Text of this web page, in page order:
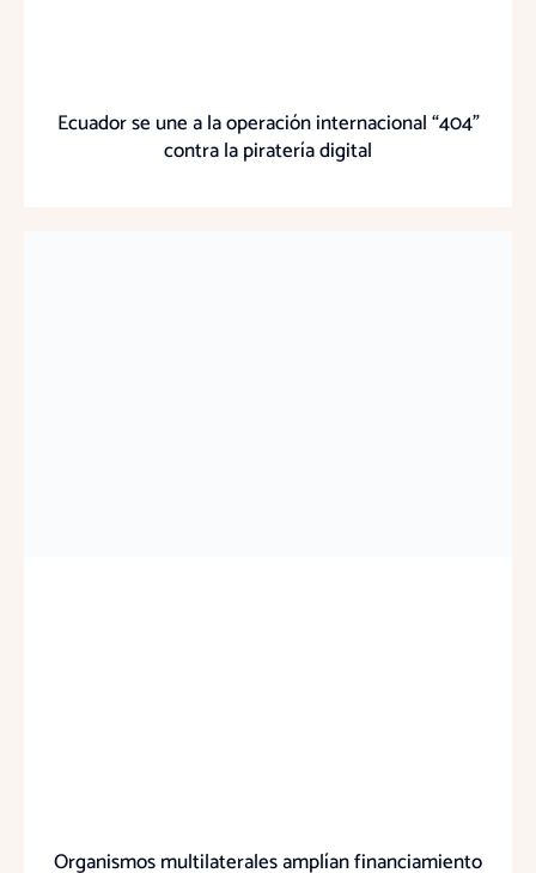
Ecuador se une a la operación internacional “404”
contra la piratería digital
Organismos multilaterales amplían financiamiento